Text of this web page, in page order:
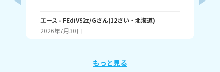
ではたくさんの回答を待ってます～Good bye
エース - FEdiV92z/Gさん(12さい・ 北海道)
2026年7月30日
もっと見る